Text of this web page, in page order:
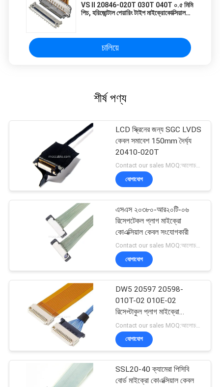
VS II 20846-020T 030T 040T ০.৫ মিমি
পিচ, হরিজোন্টাল পেয়ারিং টাইপ মাইক্রোকোক্সিয়াল
চালিয়ে
শীর্ষ পণ্য
LCD স্ক্রিনের জন্য SGC LVDS
কেবল সমাবেশ 150mm দৈর্ঘ্য
20410-020T
Contact our sales MOQ:আলোচনাযোগ্য
যোগাযোগ
এসএস ২০৩৮০-আর২০টি-০৬
রিসেপটেকল প্লাগ মাইক্রো
কোএক্সিয়াল কেবল সংযোগকারী
Contact our sales MOQ:আলোচনাযোগ্য
যোগাযোগ
DW5 20597 20598-
010T-02 010E-02
রিসেপ্টাকুল প্লাগ মাইক্রো
কোএক্সিয়াল ক্যাবল
যোগাযোগ
SSL20-40 ক্যামেরা পিসিবি
বোর্ড মাইক্রো কোএক্সিয়াল কেবল